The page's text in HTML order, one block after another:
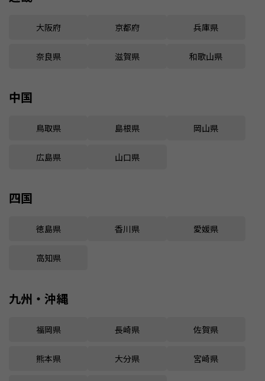
大阪府 京都府 兵庫県
奈良県 滋賀県 和歌山県
中国
鳥取県 島根県 岡山県
広島県 山口県
四国
徳島県 香川県 愛媛県
高知県
九州・沖縄
福岡県 長崎県 佐賀県
熊本県 大分県 宮崎県